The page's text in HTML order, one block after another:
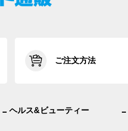
ご注文方法
ヘルス&ビューティー